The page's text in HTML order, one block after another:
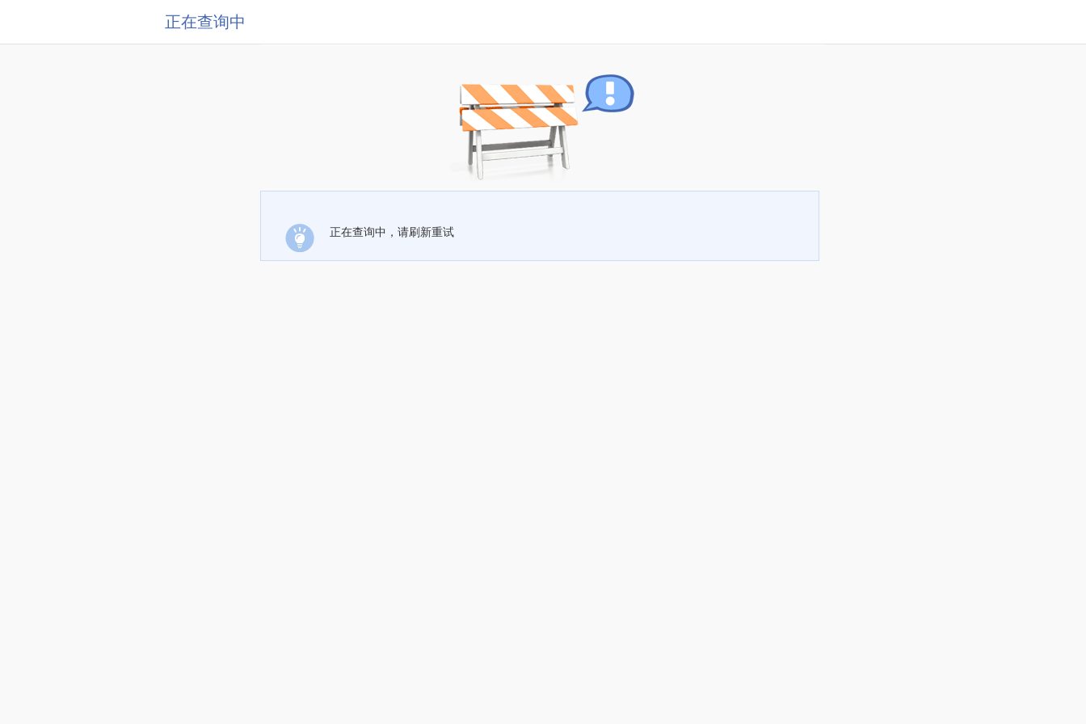
正在查询中
正在查询中，请刷新重试